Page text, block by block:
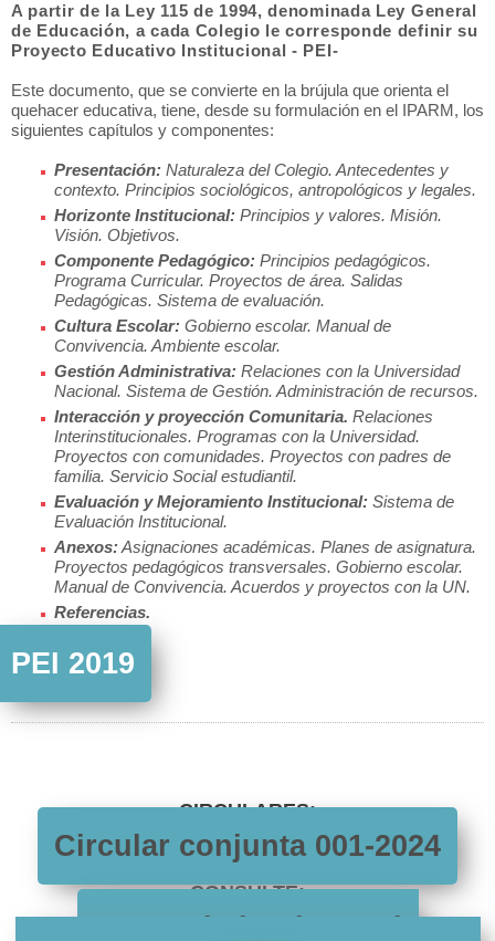
A partir de la Ley 115 de 1994, denominada Ley General
de Educación, a cada Colegio le corresponde definir su
Proyecto Educativo Institucional - PEI-
Este documento, que se convierte en la brújula que orienta el
quehacer educativa, tiene, desde su formulación en el IPARM, los
siguientes capítulos y componentes:
Presentación: Naturaleza del Colegio. Antecedentes y
contexto. Principios sociológicos, antropológicos y legales.
Horizonte Institucional: Principios y valores. Misión.
Visión. Objetivos.
Componente Pedagógico: Principios pedagógicos.
Programa Curricular. Proyectos de área. Salidas
Pedagógicas. Sistema de evaluación.
Cultura Escolar: Gobierno escolar. Manual de
Convivencia. Ambiente escolar.
Gestión Administrativa: Relaciones con la Universidad
Nacional. Sistema de Gestión. Administración de recursos.
Interacción y proyección Comunitaria. Relaciones
Interinstitucionales. Programas con la Universidad.
Proyectos con comunidades. Proyectos con padres de
familia. Servicio Social estudiantil.
Evaluación y Mejoramiento Institucional: Sistema de
Evaluación Institucional.
Anexos: Asignaciones académicas. Planes de asignatura.
Proyectos pedagógicos transversales. Gobierno escolar.
Manual de Convivencia. Acuerdos y proyectos con la UN.
Referencias.
PEI 2019
CIRCULARES:
Circular conjunta 001-2024
CONSULTE:
Auto Admisorio Tutela